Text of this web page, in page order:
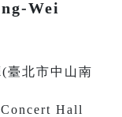
Wei
臺北市中山南
Hall